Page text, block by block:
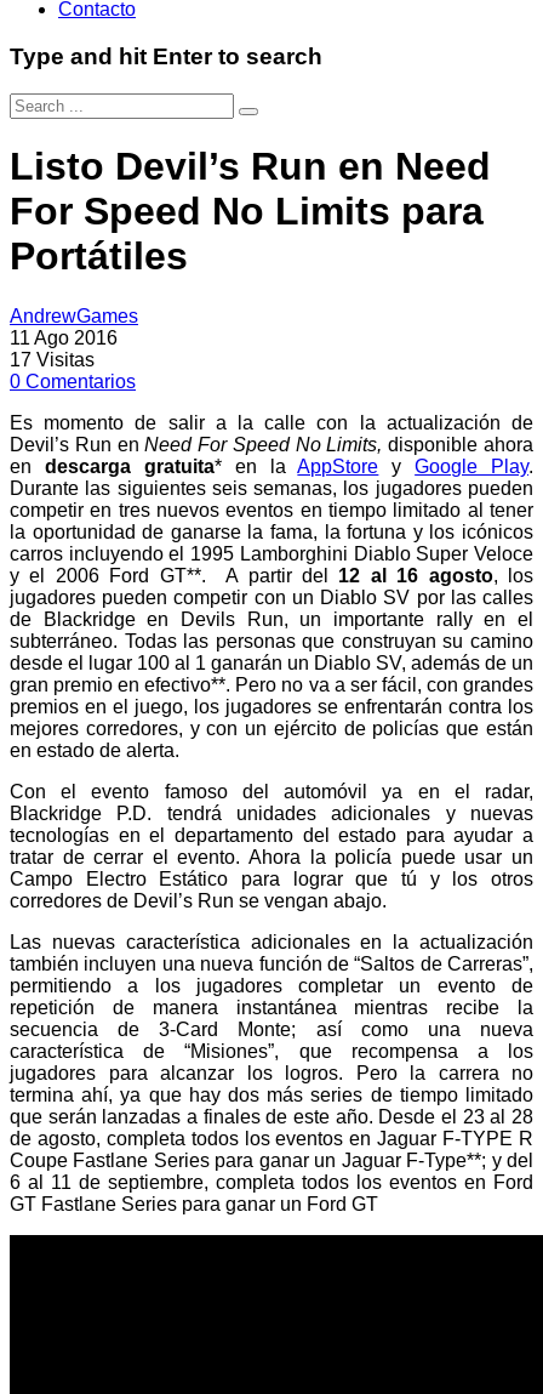
Contacto
Type and hit Enter to search
Listo Devil’s Run en Need
For Speed No Limits para
Portátiles
AndrewGames
11 Ago 2016
17 Visitas
0 Comentarios
Es momento de salir a la calle con la actualización de
Devil’s Run enNeed For Speed No Limits, disponible ahora
en descarga gratuita* en laAppStore yGoogle Play.
Durante las siguientes seis semanas, los jugadores pueden
competir en tres nuevos eventos en tiempo limitado al tener
la oportunidad de ganarse la fama, la fortuna y los icónicos
carros incluyendo el 1995 Lamborghini Diablo Super Veloce
y el 2006 Ford GT**. A partir del 12 al 16 agosto, los
jugadores pueden competir con un Diablo SV por las calles
de Blackridge en Devils Run, un importante rally en el
subterráneo. Todas las personas que construyan su camino
desde el lugar 100 al 1 ganarán un Diablo SV, además de un
gran premio en efectivo**. Pero no va a ser fácil, con grandes
premios en el juego, los jugadores se enfrentarán contra los
mejores corredores, y con un ejército de policías que están
en estado de alerta.
Con el evento famoso del automóvil ya en el radar,
Blackridge P.D. tendrá unidades adicionales y nuevas
tecnologías en el departamento del estado para ayudar a
tratar de cerrar el evento. Ahora la policía puede usar un
Campo Electro Estático para lograr que tú y los otros
corredores de Devil’s Run se vengan abajo.
Las nuevas característica adicionales en la actualización
también incluyen una nueva función de “Saltos de Carreras”,
permitiendo a los jugadores completar un evento de
repetición de manera instantánea mientras recibe la
secuencia de 3-Card Monte; así como una nueva
característica de “Misiones”, que recompensa a los
jugadores para alcanzar los logros. Pero la carrera no
termina ahí, ya que hay dos más series de tiempo limitado
que serán lanzadas a finales de este año. Desde el 23 al 28
de agosto, completa todos los eventos en Jaguar F-TYPE R
Coupe Fastlane Series para ganar un Jaguar F-Type**; y del
6 al 11 de septiembre, completa todos los eventos en Ford
GT Fastlane Series para ganar un Ford GT